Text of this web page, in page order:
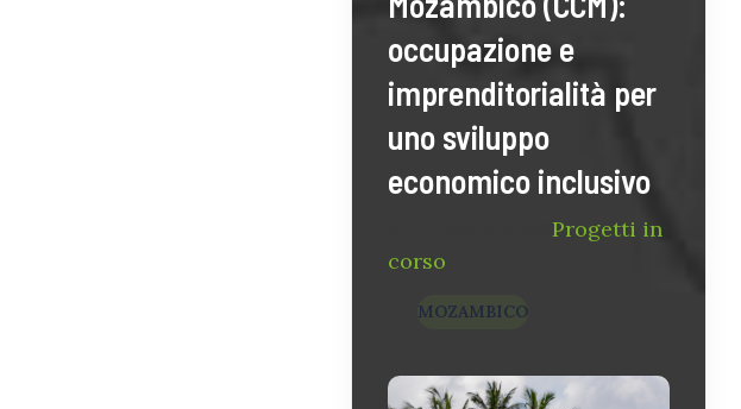
occupazione e
imprenditorialità per
uno sviluppo
economico inclusivo
Progetti in
corso
MOZAMBICO